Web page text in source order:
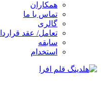
همکاران
تماس با ما
گالری
تعامل/ عقد
سابقه
استخدام